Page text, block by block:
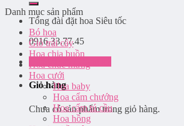
Tổng đài đặt hoa Siêu tốc
0916.33.77.45
Giỏ hàng
Chưa có sản phẩm trong giỏ hàng.
Danh mục sản phẩm
Bó hoa
Giỏ trái cây
Hoa chia buồn
Hoa chúc mừng
Hoa cưới
Hoa baby
Hoa cẩm chướng
Hoa cẩm tú cầu
Hoa hồng